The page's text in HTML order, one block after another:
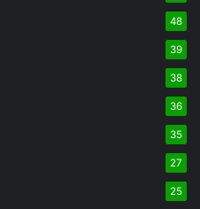
48
39
38
36
35
27
25